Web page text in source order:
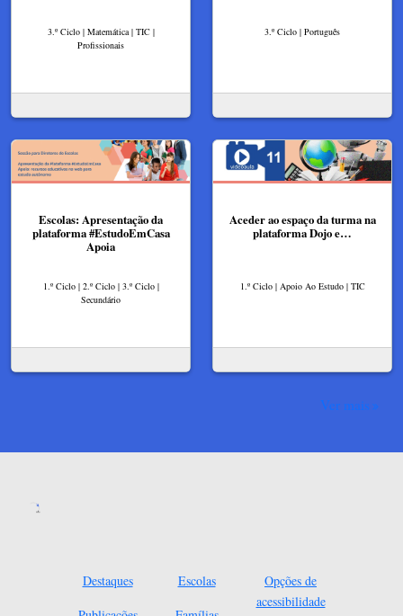
3.º Ciclo | Matemática | TIC |
Profissionais
3.º Ciclo | Português
Escolas: Apresentação da
plataforma #EstudoEmCasa
Apoia
1.º Ciclo | 2.º Ciclo | 3.º Ciclo |
Secundário
Aceder ao espaço da turma na
plataforma Dojo e…
1.º Ciclo | Apoio Ao Estudo | TIC
Ver mais
Destaques
Escolas
Opções de
acessibilidade